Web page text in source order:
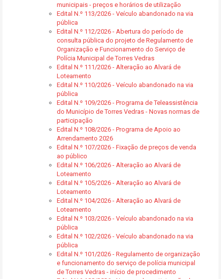
municipais - preços e horários de utilização
Edital N.º 113/2026 - Veículo abandonado na via
pública
Edital N.º 112/2026 - Abertura do período de
consulta pública do projeto de Regulamento de
Organização e Funcionamento do Serviço de
Polícia Municipal de Torres Vedras
Edital N.º 111/2026 - Alteração ao Alvará de
Loteamento
Edital N.º 110/2026 - Veículo abandonado na via
pública
Edital N.º 109/2026 - Programa de Teleassistência
do Município de Torres Vedras - Novas normas de
participação
Edital N.º 108/2026 - Programa de Apoio ao
Arrendamento 2026
Edital N.º 107/2026 - Fixação de preços de venda
ao público
Edital N.º 106/2026 - Alteração ao Alvará de
Loteamento
Edital N.º 105/2026 - Alteração ao Alvará de
Loteamento
Edital N.º 104/2026 - Alteração ao Alvará de
Loteamento
Edital N.º 103/2026 - Veículo abandonado na via
pública
Edital N.º 102/2026 - Veículo abandonado na via
pública
Edital N.º 101/2026 - Regulamento de organização
e funcionamento do serviço de polícia municipal
de Torres Vedras - início de procedimento